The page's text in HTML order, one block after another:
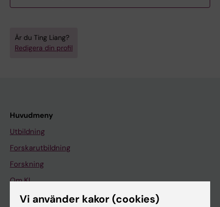
Är du Ting Liang?
Redigera din profil
Huvudmeny
Utbildning
Forskarutbildning
Forskning
Om KI
Vi använder kakor (cookies)